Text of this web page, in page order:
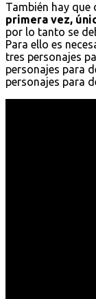
También hay que
primera vez,
por lo tanto se
Para ello es
tres personajes
personajes para
personajes para